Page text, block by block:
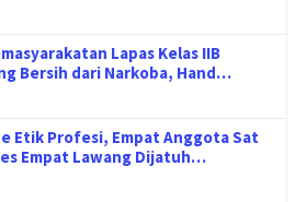
Lapas Kelas IIB
Bersih dari Narkoba, Hand…
Etik Profesi, Empat Anggota Sat
Empat Lawang Dijatuh…